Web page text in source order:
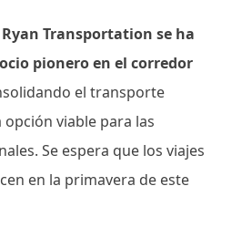
Ryan Transportation se ha
pionero en el corredor
el transporte
viable para las
Se espera que los viajes
en la primavera de este